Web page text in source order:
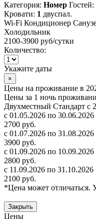
Категория: Номер Гостей:
Кровати: 1 двуспал.
Wi-Fi Кондиционер
Холодильник
2100-3900 руб/сутки
Количество:
Укажите даты
×
Цены на проживание в
Цены за 1 ночь
Двухместный Стандарт с
с 01.05.2026 по 30.06.2026
2700 руб.
с 01.07.2026 по 31.08.2026
3900 руб.
с 01.09.2026 по 10.09.2026
2800 руб.
с 11.09.2026 по 31.10.2026
2100 руб.
*Цена может отличаться.
Закрыть
Цены